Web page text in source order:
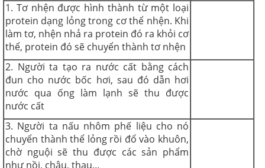
1. Tơ nhện được hình thành từ một loại
protein dạng lỏng trong cơ thể nhện. Khi
làm tơ, nhện nhả ra protein đó ra khỏi cơ
thể, protein đó sẽ chuyển thành tơ nhện
2. Người ta tạo ra nước cất bằng cách
đun cho nước bốc hơi, sau đó dẫn hơi
nước qua ống làm lạnh sẽ thu được
nước cất
3. Người ta nấu nhôm phế liệu cho nó
chuyển thành thể lỏng rồi đổ vào khuôn,
chờ nguội sẽ thu được các sản phẩm
như nồi, chậu, thau…